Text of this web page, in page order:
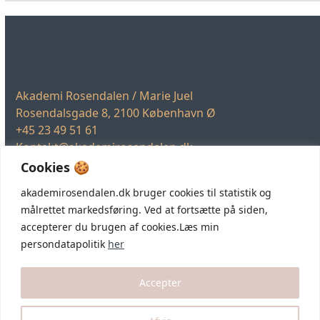
Cookies 🍪
akademirosendalen.dk bruger cookies til statistik og
målrettet markedsføring. Ved at fortsætte på siden,
accepterer du brugen af cookies.Læs min
persondatapolitik her
Accepter
Akademi Rosendalen / Marie Juel
Rosendalsgade 8, 2100 København Ø
+45 23 49 51 61
Kontakt@akademirosendalen.dk
CVR: 21 45 22 46